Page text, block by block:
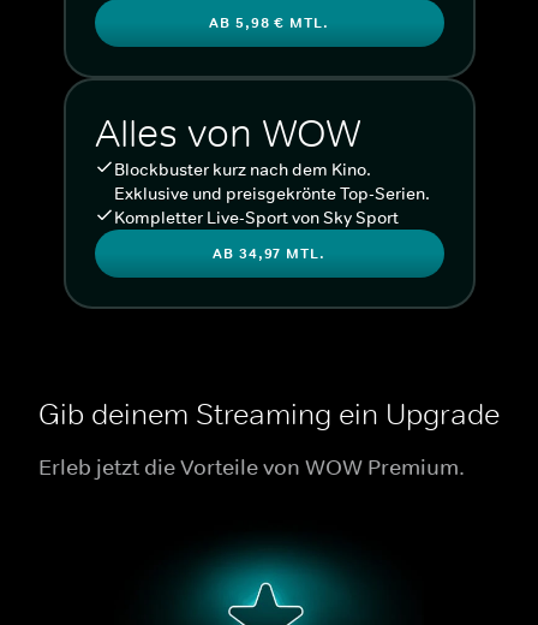
AB 5,98 € MTL.
Alles von WOW
Blockbuster kurz nach dem Kino.
Exklusive und preisgekrönte Top-Serien.
Kompletter Live-Sport von Sky Sport
AB 34,97 MTL.
Gib deinem Streaming ein Upgrade
Erleb jetzt die Vorteile von WOW Premium.